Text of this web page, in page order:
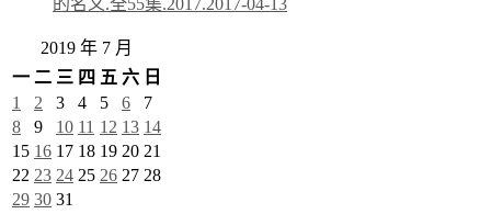
2019 年 7 月
一 二 三 四 五 六 日
1
2 3 4 5 6
7
8
9 10 11 12 13 14
15 16 17 18 19 20 21
22 23 24 25 26 27 28
29 30 31